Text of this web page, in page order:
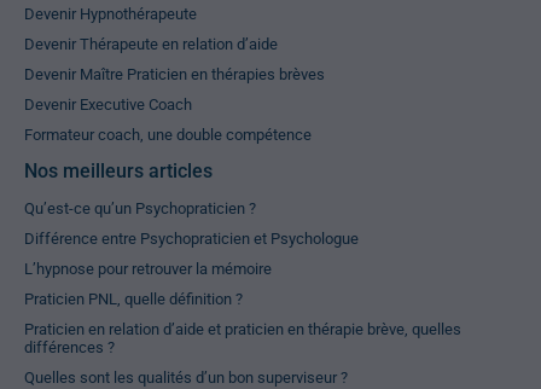
Devenir Hypnothérapeute
Devenir Thérapeute en relation d’aide
Devenir Maître Praticien en thérapies brèves
Devenir Executive Coach
Formateur coach, une double compétence
Nos meilleurs articles
Qu’est-ce qu’un Psychopraticien ?
Différence entre Psychopraticien et Psychologue
L’hypnose pour retrouver la mémoire
Praticien PNL, quelle définition ?
Praticien en relation d’aide et praticien en thérapie brève, quelles
différences ?
Quelles sont les qualités d’un bon superviseur ?